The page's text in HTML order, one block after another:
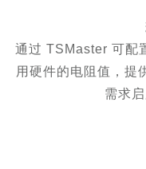
通过 TSMaster 可配
用硬件的电阻值，提
需求